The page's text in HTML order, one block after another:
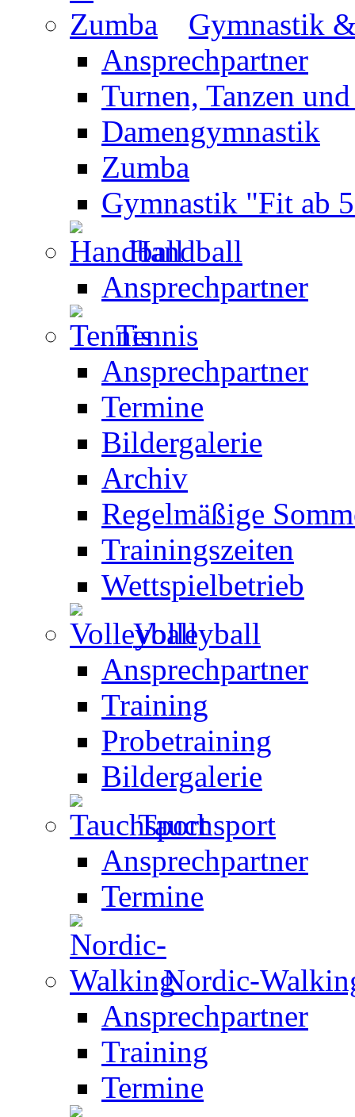
Gymnastik
Ansprechpartner
Turnen, Tanzen
Damengymnastik
Zumba
Gymnastik "Fit ab
Handball
Ansprechpartner
Tennis
Ansprechpartner
Termine
Bildergalerie
Archiv
Regelmäßige
Trainingszeiten
Wettspielbetrieb
Volleyball
Ansprechpartner
Training
Probetraining
Bildergalerie
Tauchsport
Ansprechpartner
Termine
Nordic-
Ansprechpartner
Training
Termine